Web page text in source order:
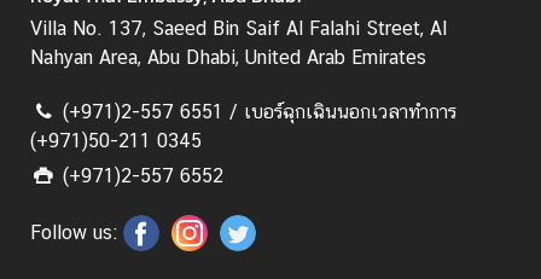
บ
ริ
า
ร
ฝ่
Villa No. 137, Saeed Bin Saif Al Falahi Street, Al
Nahyan Area, Abu Dhabi, United Arab Emirates
(+971)2-557 6551 / เบอร์ฉุกเฉินนอกเวลาทำการ
(+971)50-211 0345
(+971)2-557 6552
Follow us: